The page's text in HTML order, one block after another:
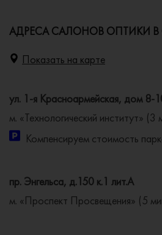
АДРЕСА САЛОНОВ ОПТИКИ В
Показать на карте
ул. 1-я Красноармейская, дом 8-
м. «Технологический институт» (3
Компенсируем стоимость
пр. Энгельса, д.150 к.1 лит.А
м. «Проспект Просвещения» (5